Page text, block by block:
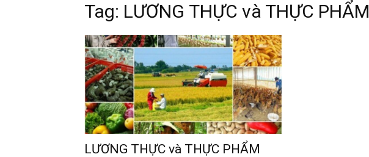
Tag: LƯƠNG THỰC và THỰC PHẨM
LƯƠNG THỰC và THỰC PHẨM